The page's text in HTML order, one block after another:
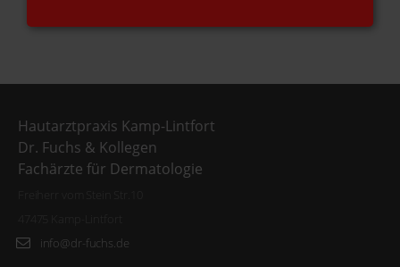
Hautarztpraxis Kamp-Lintfort
Dr. Fuchs & Kollegen
Fachärzte für Dermatologie
info@dr-fuchs.de